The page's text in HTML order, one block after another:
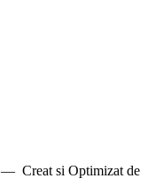
— Creat si Optimizat de